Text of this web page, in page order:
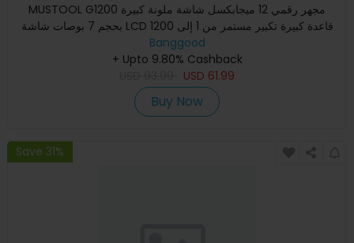
MUSTOOL G1200 مجهر رقمي 12 ميجابكسل شاشة ملونة كبيرة
بحجم 7 بوصات شاشة LCD قاعدة كبيرة تكبير مستمر من 1 إلى 1200
مرة مع
Banggood
+ Upto 9.80% Cashback
USD 61.99
Buy Now
Save 31%